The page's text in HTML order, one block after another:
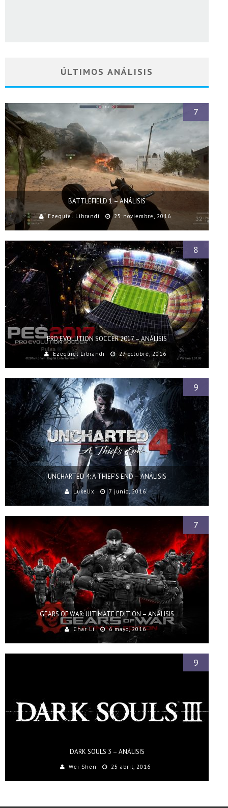
ÚLTIMOS ANÁLISIS
BATTLEFIELD 1 – ANÁLISIS
Ezequiel Librandi 25 noviembre, 2016
7
PRO EVOLUTION SOCCER 2017 – ANÁLISIS
Ezequiel Librandi 27 octubre, 2016
8
UNCHARTED 4: A THIEF’S END – ANÁLISIS
Lukelix 7 junio, 2016
9
GEARS OF WAR: ULTIMATE EDITION – ANÁLISIS
Char Li 6 mayo, 2016
7
DARK SOULS 3 – ANÁLISIS
Wei Shen 25 abril, 2016
9